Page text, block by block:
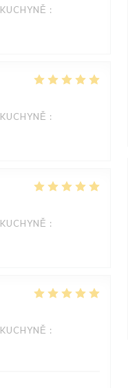
KUCHYNĚ :
KUCHYNĚ :
KUCHYNĚ :
KUCHYNĚ :